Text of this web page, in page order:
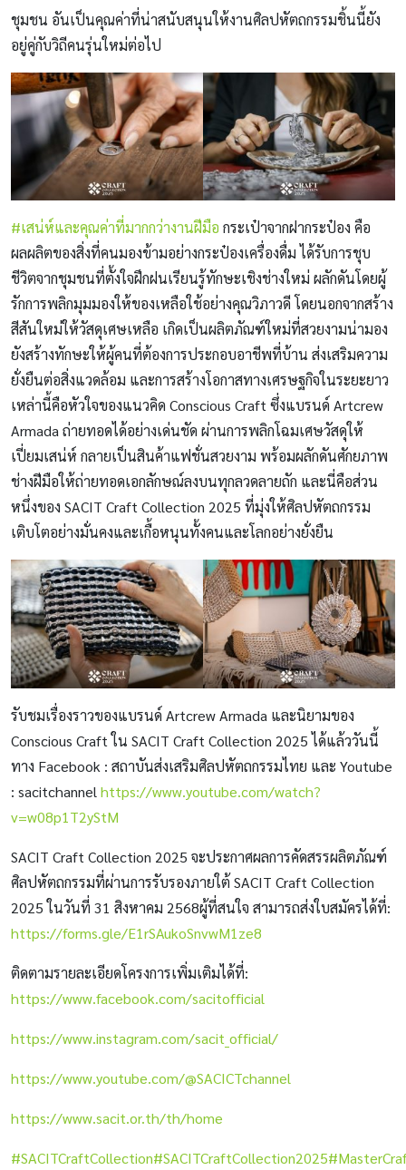
ชุมชน อันเป็นคุณค่าที่น่าสนับสนุนให้งานศิลปหัตถกรรมชิ้นนี้ยัง
อยู่คู่กับวิถีคนรุ่นใหม่ต่อไป
#เสน่ห์และคุณค่าที่มากกว่างานฝีมือ กระเป๋าจากฝากระป๋อง คือ
ผลผลิตของสิ่งที่คนมองข้ามอย่างกระป๋องเครื่องดื่ม ได้รับการชุบ
ชีวิตจากชุมชนที่ตั้งใจฝึกฝนเรียนรู้ทักษะเชิงช่างใหม่ ผลักดันโดยผู้
รักการพลิกมุมมองให้ของเหลือใช้อย่างคุณวิภาวดี โดยนอกจากสร้าง
สีสันใหม่ให้วัสดุเศษเหลือ เกิดเป็นผลิตภัณฑ์ใหม่ที่สวยงามน่ามอง
ยังสร้างทักษะให้ผู้คนที่ต้องการประกอบอาชีพที่บ้าน ส่งเสริมความ
ยั่งยืนต่อสิ่งแวดล้อม และการสร้างโอกาสทางเศรษฐกิจในระยะยาว
เหล่านี้คือหัวใจของแนวคิด Conscious Craft ซึ่งแบรนด์ Artcrew
Armada ถ่ายทอดได้อย่างเด่นชัด ผ่านการพลิกโฉมเศษวัสดุให้
เปี่ยมเสน่ห์ กลายเป็นสินค้าแฟชั่นสวยงาม พร้อมผลักดันศักยภาพ
ช่างฝีมือให้ถ่ายทอดเอกลักษณ์ลงบนทุกลวดลายถัก และนี่คือส่วน
หนึ่งของ SACIT Craft Collection 2025 ที่มุ่งให้ศิลปหัตถกรรม
เติบโตอย่างมั่นคงและเกื้อหนุนทั้งคนและโลกอย่างยั่งยืน
รับชมเรื่องราวของแบรนด์ Artcrew Armada และนิยามของ
Conscious Craft ใน SACIT Craft Collection 2025 ได้แล้ววันนี้
ทาง Facebook : สถาบันส่งเสริมศิลปหัตถกรรมไทย และ Youtube
: sacitchannel https://www.youtube.com/watch?
v=w08p1T2yStM
SACIT Craft Collection 2025 จะประกาศผลการคัดสรรผลิตภัณฑ์
ศิลปหัตถกรรมที่ผ่านการรับรองภายใต้ SACIT Craft Collection
2025 ในวันที่ 31 สิงหาคม 2568ผู้ที่สนใจ สามารถส่งใบสมัครได้ที่:
https://forms.gle/E1rSAukoSnvwM1ze8
ติดตามรายละเอียดโครงการเพิ่มเติมได้ที่:
https://www.facebook.com/sacitofficial
https://www.instagram.com/sacit_official/
https://www.youtube.com/@SACICTchannel
https://www.sacit.or.th/th/home
#SACITCraftCollection#SACITCraftCollection2025